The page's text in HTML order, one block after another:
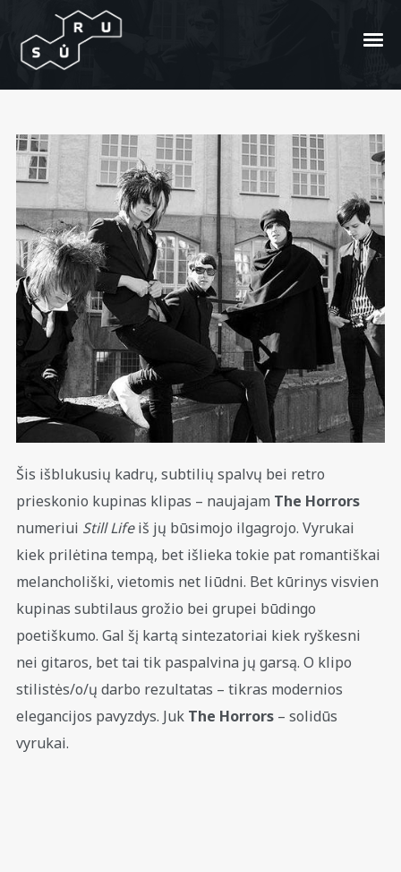
Naujosios The Horrors spalvos
Posted On2011/07/07 Bangos byPaulius
Šis išblukusių kadrų, subtilių spalvų bei retro
prieskonio kupinas klipas – naujajam The Horrors
numeriui Still Lifeiš jų būsimojo ilgagrojo. Vyrukai
kiek prilėtina tempą, bet išlieka tokie pat romantiškai
melancholiški, vietomis net liūdni. Bet kūrinys visvien
kupinas subtilaus grožio bei grupei būdingo
poetiškumo. Gal šį kartą sintezatoriai kiek ryškesni
nei gitaros, bet tai tik paspalvina jų garsą. O klipo
stilistės/o/ų darbo rezultatas – tikras modernios
elegancijos pavyzdys. Juk The Horrors– solidūs
vyrukai.